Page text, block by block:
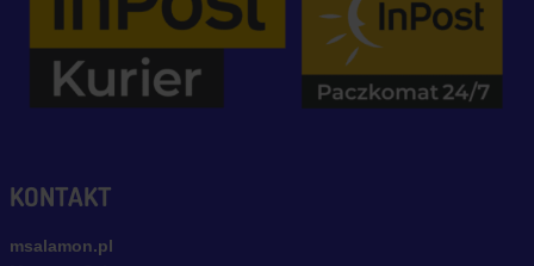
KONTAKT
msalamon.pl